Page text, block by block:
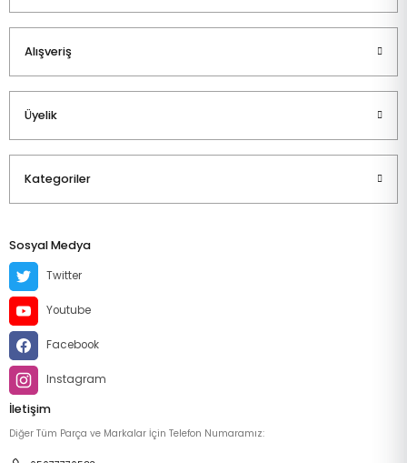
Alışveriş
Üyelik
Kategoriler
Sosyal Medya
Twitter
Youtube
Facebook
Instagram
İletişim
Diğer Tüm Parça ve Markalar İçin Telefon Numaramız: